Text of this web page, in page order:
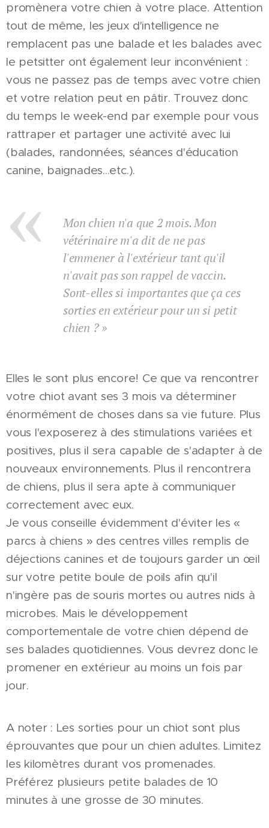
promènera votre chien à votre place. Attention
tout de même, les jeux d'intelligence ne
remplacent pas une balade et les balades avec
le petsitter ont également leur inconvénient :
vous ne passez pas de temps avec votre chien
et votre relation peut en pâtir. Trouvez donc
du temps le week-end par exemple pour vous
rattraper et partager une activité avec lui
(balades, randonnées, séances d'éducation
canine, baignades...etc.).
Mon chien n'a que 2 mois. Mon
vétérinaire m'a dit de ne pas
l'emmener à l'extérieur tant qu'il
n'avait pas son rappel de vaccin.
Sont-elles si importantes que ça ces
sorties en extérieur pour un si petit
chien ? »
Elles le sont plus encore! Ce que va rencontrer
votre chiot avant ses 3 mois va déterminer
énormément de choses dans sa vie future. Plus
vous l'exposerez à des stimulations variées et
positives, plus il sera capable de s'adapter à de
nouveaux environnements. Plus il rencontrera
de chiens, plus il sera apte à communiquer
correctement avec eux.
Je vous conseille évidemment d'éviter les «
parcs à chiens » des centres villes remplis de
déjections canines et de toujours garder un œil
sur votre petite boule de poils afin qu'il
n'ingère pas de souris mortes ou autres nids à
microbes. Mais le développement
comportementale de votre chien dépend de
ses balades quotidiennes. Vous devrez donc le
promener en extérieur au moins un fois par
jour.
A noter : Les sorties pour un chiot sont plus
éprouvantes que pour un chien adultes. Limitez
les kilomètres durant vos promenades.
Préférez plusieurs petite balades de 10
minutes à une grosse de 30 minutes.